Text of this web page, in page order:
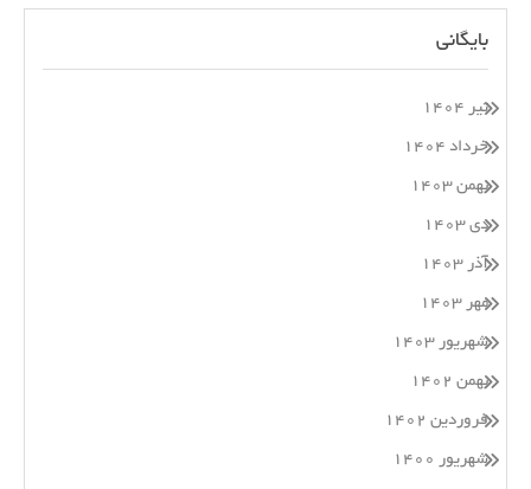
بایگانی
تیر ۱۴۰۴
خرداد ۱۴۰۴
بهمن ۱۴۰۳
دی ۱۴۰۳
آذر ۱۴۰۳
مهر ۱۴۰۳
شهریور ۱۴۰۳
بهمن ۱۴۰۲
فروردین ۱۴۰۲
شهریور ۱۴۰۰